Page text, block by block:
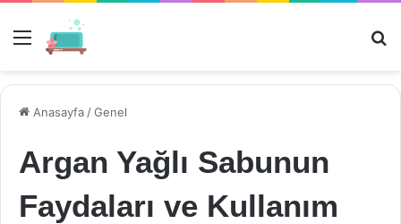
Menü
Anasayfa /Genel
Argan Yağlı Sabunun
Faydaları ve Kullanım